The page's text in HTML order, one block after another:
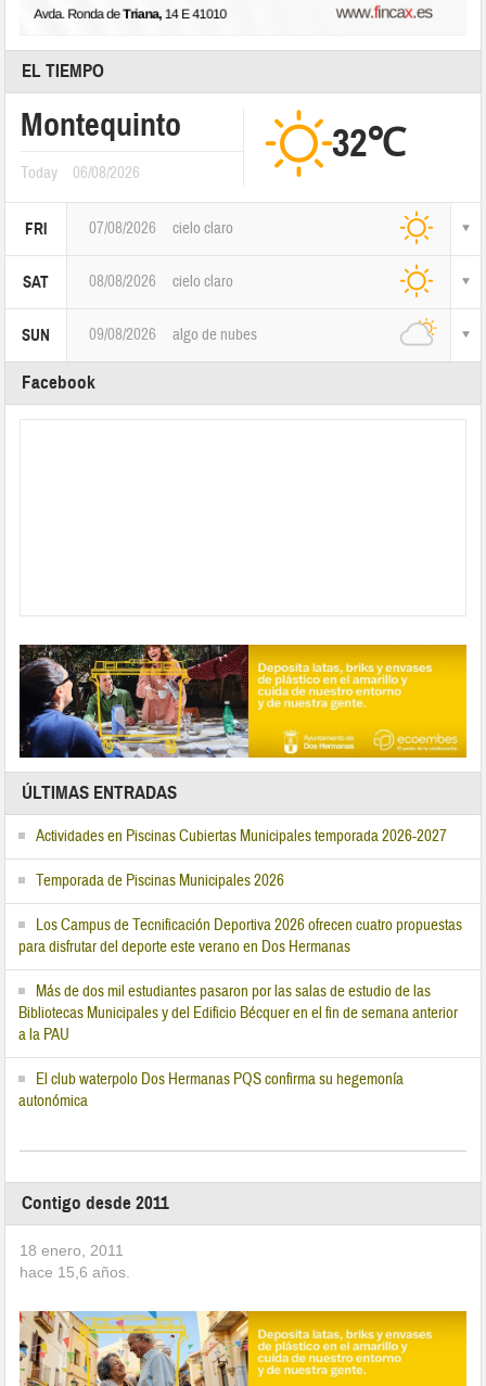
EL TIEMPO
Montequinto
Today 06/08/2026
32℃
FRI 07/08/2026 cielo claro
SAT 08/08/2026 cielo claro
SUN 09/08/2026 algo de nubes
Facebook
ÚLTIMAS ENTRADAS
Actividades en Piscinas Cubiertas Municipales temporada 2026-2027
Temporada de Piscinas Municipales 2026
Los Campus de Tecnificación Deportiva 2026 ofrecen cuatro propuestas
para disfrutar del deporte este verano en Dos Hermanas
Más de dos mil estudiantes pasaron por las salas de estudio de las
Bibliotecas Municipales y del Edificio Bécquer en el fin de semana anterior
a la PAU
El club waterpolo Dos Hermanas PQS confirma su hegemonía
autonómica
Contigo desde 2011
18 enero, 2011
hace 15,6 años.